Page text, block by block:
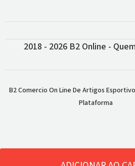
2018 - 2026 B2 Online -
B2 Comercio On Line De Artigos
Plataforma